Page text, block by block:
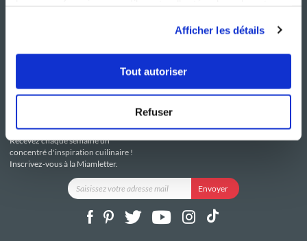
Afficher les détails
Tout autoriser
Refuser
Le Mag'
i-Cook'in
Contactez-nous
Mentions légales
Politique de confidentialité
Utilisation des Cookies
Recevez chaque semaine un
concentré d'inspiration cuilinaire !
Inscrivez-vous à la Miamletter.